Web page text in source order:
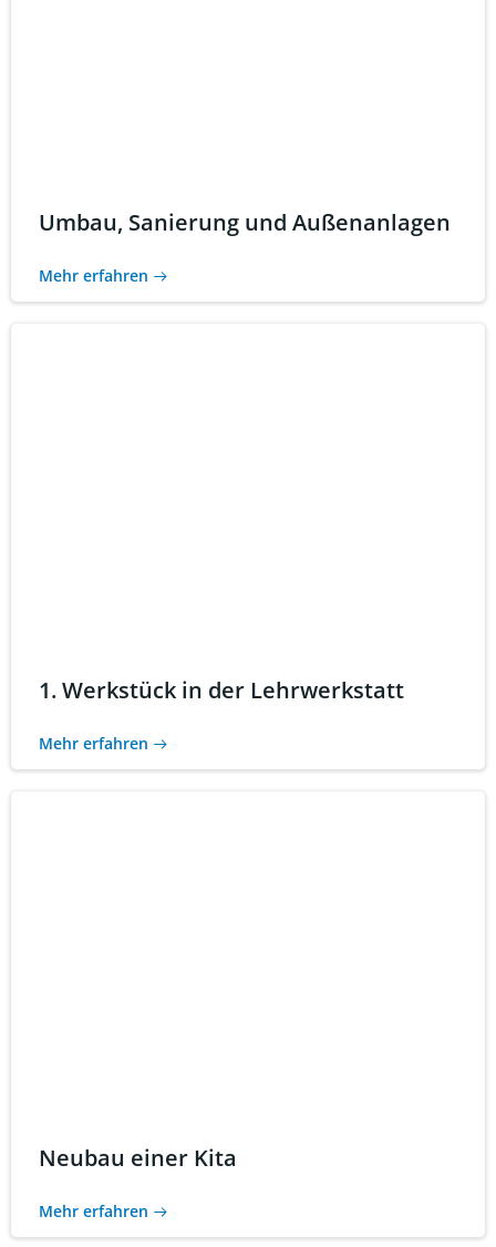
Umbau, Sanierung und Außenanlagen
Mehr erfahren
1. Werkstück in der Lehrwerkstatt
Mehr erfahren
Neubau einer Kita
Mehr erfahren